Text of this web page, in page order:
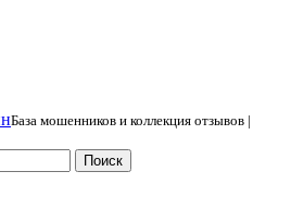
База мошенников и коллекция отзывов |